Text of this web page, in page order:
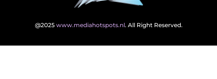
@2025 www.mediahotspots.nl. All Right Reserved.